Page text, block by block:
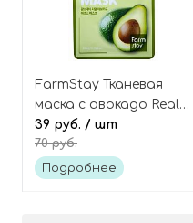
FarmStay Тканевая
маска с авокадо Real
avocado essence mask
39 руб. / шт
70 руб.
Подробнее